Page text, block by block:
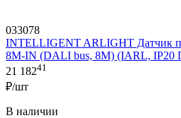
033078
INTELLIGENT ARLIGHT Датчик
8M-IN (DALI bus, 8М) (IARL, IP20
21 18241
₽/шт
В наличии